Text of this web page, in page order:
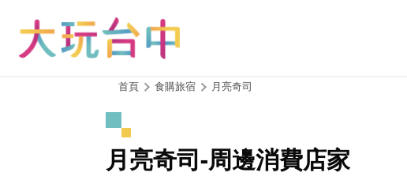
首頁 食購旅宿 月亮奇司
月亮奇司-周邊消費店家